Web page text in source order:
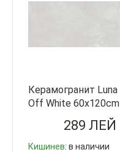
Керамогранит Luna
Off White 60x120cm
QUA Granite Турция
289 ЛЕЙ
Кишинев: в наличии